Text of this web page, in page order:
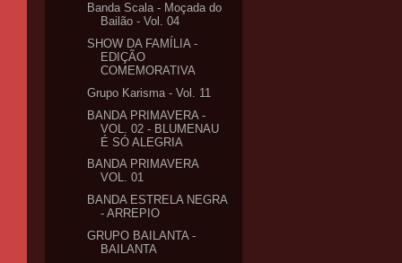
Banda Scala - Moçada do
Bailão - Vol. 04
SHOW DA FAMÍLIA -
EDIÇÃO
COMEMORATIVA
Grupo Karisma - Vol. 11
BANDA PRIMAVERA -
VOL. 02 - BLUMENAU
É SÓ ALEGRIA
BANDA PRIMAVERA
VOL. 01
BANDA ESTRELA NEGRA
- ARREPIO
GRUPO BAILANTA -
BAILANTA